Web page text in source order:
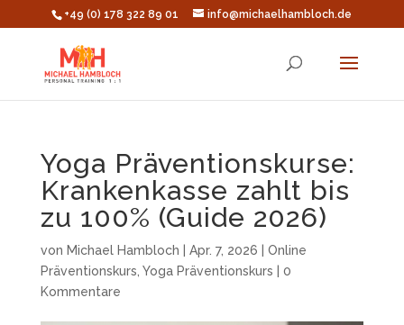
+49 (0) 178 322 89 01 info@michaelhambloch.de
Yoga Präventionskurse:
Krankenkasse zahlt bis
zu 100% (Guide 2026)
von Michael Hambloch Apr. 7, 2026
Online
Präventionskurs Yoga Präventionskurs
0
Kommentare